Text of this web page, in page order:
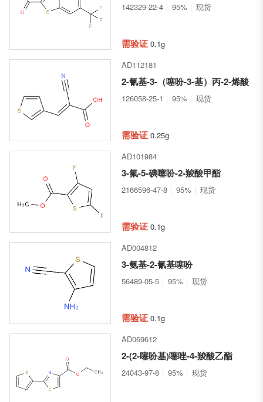
142329-22-4 95% 现货
需验证 0.1g
AD112181
2-氰基-3-（噻吩-3-基）丙-2-烯酸
126058-25-1 95% 现货
需验证 0.25g
AD101984
3-氟-5-碘噻吩-2-羧酸甲酯
2166596-47-8 95% 现货
需验证 0.1g
AD004812
3-氨基-2-氰基噻吩
56489-05-5 95% 现货
需验证 0.1g
AD069612
2-(2-噻吩基)噻唑-4-羧酸乙酯
24043-97-8 95% 现货